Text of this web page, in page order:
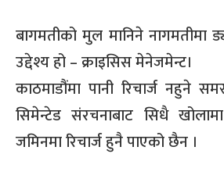
बागमतीको मुल मानिने नागमतीमा
उद्देश्य हो – क्राइसिस मेनेजमेन्ट।
काठमाडौंमा पानी रिचार्ज नहुने
सिमेन्टेड संरचनाबाट सिधै
जमिनमा रिचार्ज हुनै पाएको छैन ।